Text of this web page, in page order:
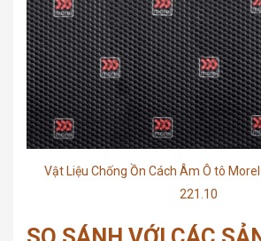
Vật Liệu Chống Ồn Cách Âm Ô tô
221.10